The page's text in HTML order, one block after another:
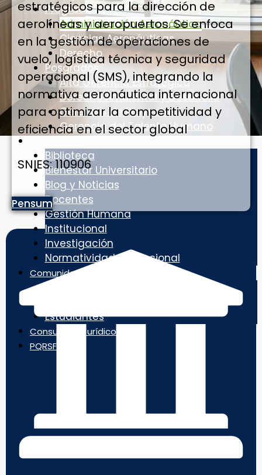
Pregrado
Administración Aeronáutica
Ciencias Aeronáuticas
Derecho
Posgrados
Alta Gerencia Estratégica
Derecho Ambiental y Desarrollo
Gerencia de Proyectos
Gerencia del Talento Humano
Biblioteca
Bienestar Universitario
Blog y Noticias
Docentes
Gestión Humana
Institucional
Investigación
Normatividad Institucional
Comunidad Universitaria
Estudiantes
Consultorio Jurídico
PQRSF
estratégicos para la dirección de
aerolíneas y aeropuertos. Se enfoca
en la gestión de operaciones de
vuelo, logística técnica y seguridad
operacional (SMS), integrando la
normativa aeronáutica internacional
para optimizar la competitividad y
eficiencia en el sector global
SNIES: 110906
Pensum